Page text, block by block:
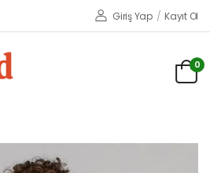
Giriş Yap / Kayıt Ol
0